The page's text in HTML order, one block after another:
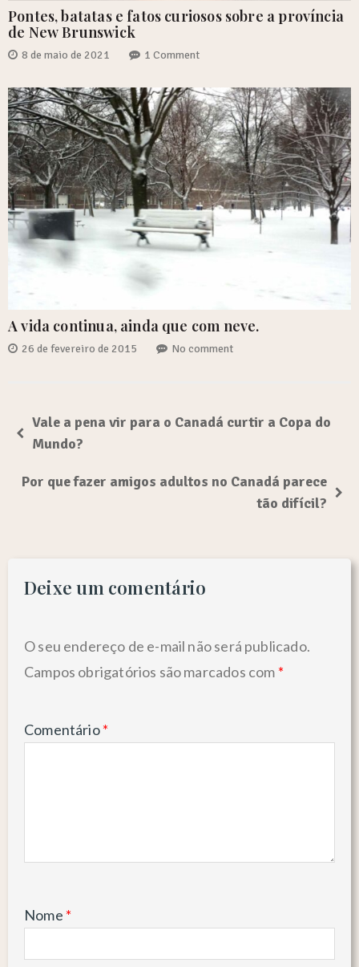
Pontes, batatas e fatos curiosos sobre a província
de New Brunswick
8 de maio de 2021 1 Comment
A vida continua, ainda que com neve.
26 de fevereiro de 2015 No comment
Vale a pena vir para o Canadá curtir a Copa do
Mundo?
Por que fazer amigos adultos no Canadá parece
tão difícil?
Deixe um comentário
O seu endereço de e-mail não será publicado.
Campos obrigatórios são marcados com *
Comentário*
Nome *